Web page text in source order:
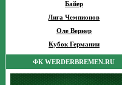
Байер
Лига Чемпионов
Оле Вернер
Кубок Германии
ФК WERDERBREMEN.RU